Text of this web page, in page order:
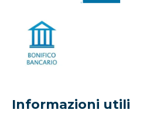
Informazioni utili